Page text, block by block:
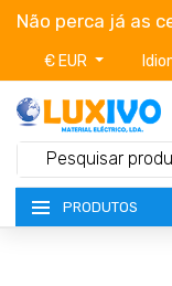
Não perca já as
€ EUR
PRODUTOS